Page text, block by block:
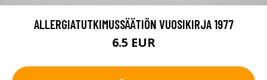
ALLERGIATUTKIMUSSÄÄTIÖN VUOSIKIRJA 1977
6.5 EUR